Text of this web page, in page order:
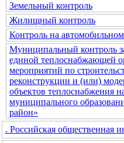
Земельный контроль
Жилищный контроль
Контроль на
Муниципальный контроль
единой теплоснабжающей
мероприятий по
реконструкции и (или)
объектов теплоснабжения
муниципального
район»
. Российская общественная